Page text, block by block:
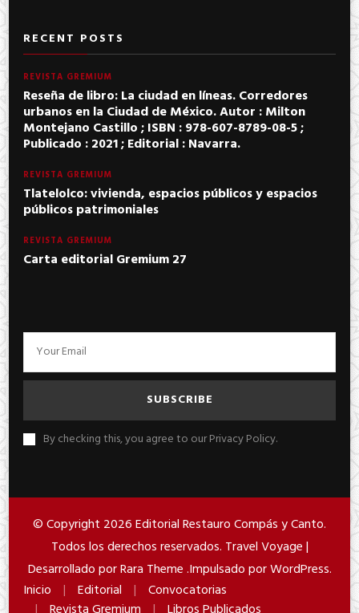
RECENT POSTS
REVISTA GREMIUM
Reseña de libro: La ciudad en líneas. Corredores
urbanos en la Ciudad de México. Autor : Milton
Montejano Castillo ; ISBN : 978-607-8789-08-5 ;
Publicado : 2021 ; Editorial : Navarra.
REVISTA GREMIUM
Tlatelolco: vivienda, espacios públicos y espacios
públicos patrimoniales
REVISTA GREMIUM
Carta editorial Gremium 27
By checking this, you agree to our Privacy Policy.
© Copyright 2026Editorial Restauro Compás y Canto.
Todos los derechos reservados. Travel Voyage |
Desarrollado porRara Theme.Impulsado porWordPress.
Inicio
Editorial
Convocatorias